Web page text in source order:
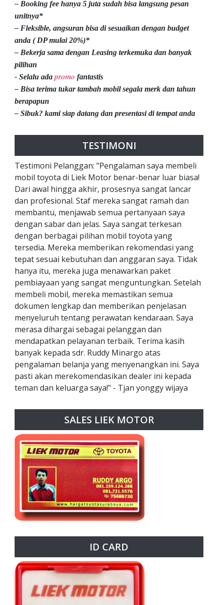
– Booking fee hanya 5 juta sudah bisa langsung pesan
unitnya*
– Fleksible, angsuran bisa di sesuaikan dengan budget
anda ( DP mulai 20%)*
– Bekerja sama dengan Leasing terkemuka dan banyak
pilihan
- Selalu ada promo fantastis
– Bisa terima tukar tambah mobil segala merk dan tahun
berapapun
– Sibuk? kami siap datang dan presentasi di tempat anda
TESTIMONI
Testimoni Pelanggan: "Pengalaman saya membeli
mobil toyota di Liek Motor benar-benar luar biasa!
Dari awal hingga akhir, prosesnya sangat lancar
dan profesional. Staf mereka sangat ramah dan
membantu, menjawab semua pertanyaan saya
dengan sabar dan jelas. Saya sangat terkesan
dengan berbagai pilihan mobil toyota yang
tersedia. Mereka memberikan rekomendasi yang
tepat sesuai kebutuhan dan anggaran saya. Tidak
hanya itu, mereka juga menawarkan paket
pembiayaan yang sangat menguntungkan. Setelah
membeli mobil, mereka memastikan semua
dokumen lengkap dan memberikan penjelasan
menyeluruh tentang perawatan kendaraan. Saya
merasa dihargai sebagai pelanggan dan
mendapatkan pelayanan terbaik. Terima kasih
banyak kepada sdr. Ruddy Minargo atas
pengalaman belanja yang menyenangkan ini. Saya
pasti akan merekomendasikan dealer ini kepada
teman dan keluarga saya!" - Tjan yonggy wijaya
SALES LIEK MOTOR
ID CARD